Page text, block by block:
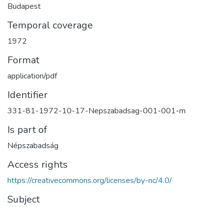
Budapest
Temporal coverage
1972
Format
application/pdf
Identifier
331-81-1972-10-17-Nepszabadsag-001-001-m
Is part of
Népszabadság
Access rights
https://creativecommons.org/licenses/by-nc/4.0/
Subject